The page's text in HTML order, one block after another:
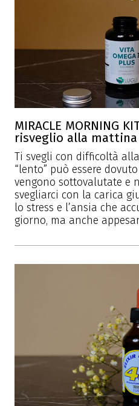
MIRACLE MORNING
risveglio alla mattina
Ti svegli con difficoltà
“lento” può essere
vengono sottovalutate e
svegliarci con la carica
lo stress e l’ansia che
giorno, ma anche